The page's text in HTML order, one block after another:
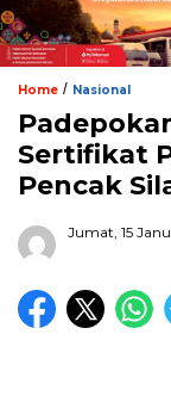
Home / Nasional
Sertifikat
Pencak
Jumat, 15